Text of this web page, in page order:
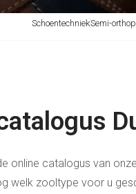
SchoentechniekSemi-
online catalogus van
welk zooltype voor u